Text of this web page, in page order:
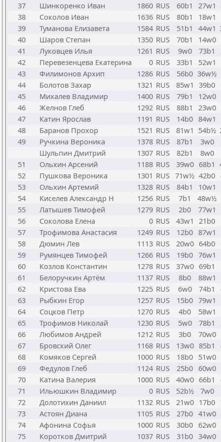
37
Шинкоренко Иван 1860 RUS 60b1 27w1
38
Соколов Иван 1636 RUS 80b1
18w1
39
Туманова Елизавета 1584 RUS 51b1 44w1
40
Шаров Степан 1350 RUS 70b1
14w0
41
Луковцев Илья 1261 RUS 9w0 73b1
42
Перевезенцева Екатерина 0 RUS 33b1
52w1
43
Филимонов Архип 1286 RUS 56b0 36w½
44
Болотов Захар 1321 RUS 85w1 39b0
45
Михалев Владимир 1400 RUS 79b1
12w0
46
Желнов Глеб 1292 RUS 88b1
23w0
47
Катин Ярослав 1191 RUS 14b0 84w1
48
Баранов Прохор 1521 RUS 81w1 54b½
49
Ручкина Вероника 1378 RUS 87b1 3w0
Шульпин Дмитрий
1307 RUS 82b1
8w0
51
Ольхин Арсений 1188 RUS 39w0 68b1
52
Пушкова Вероника 1301 RUS 71w½ 42b0
53
Ольхин Артемий 1328 RUS 84b1
10w1
54
Киселев Александр Н 1256 RUS 7b1
48w½
55
Латышев Тимофей 1279 RUS 2b0
77w1
56
Соколова Елена 0 RUS 43w1 21b0
57
Трофимова Анастасия 1249 RUS 12b0 87w1
58
Дюмин Лев 1113 RUS 20w0 64b0
59
Румянцев Тимофей 1266 RUS 19b0 76w1
60
Козлов Константин 1278 RUS 37w0 69b1
61
Белоручкин Артём 1137 RUS 8b0
88w1
62
Кристова Ева 1225 RUS 6w0 74b1
63
Рыбкин Егор 1257 RUS 15b0 79w1
64
Соцков Петр 1270 RUS 4b0
58w1
65
Трофимов Николай 1230 RUS 5w0 78b1
66
Любимов Андрей 1212 RUS 3b0
70w0
67
Бровский Олег 1168 RUS 13w0 85b1
68
Комяков Сергей 1000 RUS 18b0 51w0
69
Федулов Глеб 1124 RUS 25b0 60w0
70
Катина Валерия 1000 RUS 40w0 66b1
71
Ильюшкин Владимир 0 RUS 52b½
7w0
72
Долотихин Даниил 1132 RUS 21w0 17b0
73
Астоян Диана 1105 RUS 27b0 41w0
74
Афонина Софья 1000 RUS 30b0 62w0
75
Коротков Дмитрий 1037 RUS 31b0 34w0